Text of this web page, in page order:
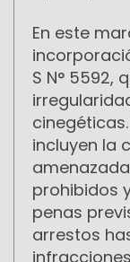
En este
S N° 5592,
incluyen la
prohibidos
penas
arrestos